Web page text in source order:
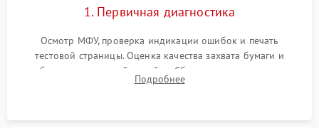
1. Первичная диагностика
Осмотр МФУ, проверка индикации ошибок и печать
тестовой страницы. Оценка качества захвата бумаги и
работы сканирующей линейки. Сбор данных о замятиях,
дефектах изображения или посторонних шумах при работе.
Подробнее